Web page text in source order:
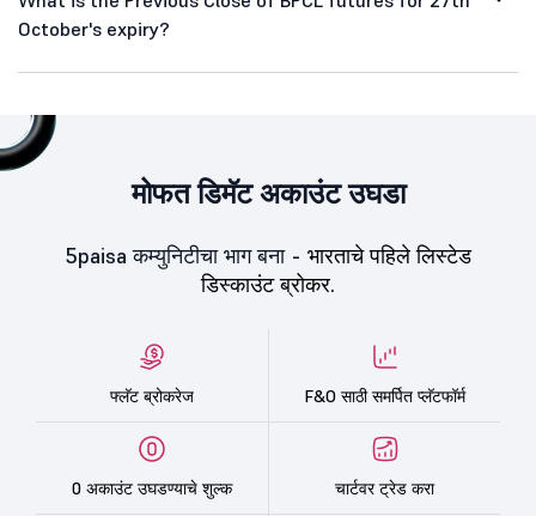
October's expiry?
मोफत डिमॅट अकाउंट उघडा
5paisa कम्युनिटीचा भाग बना - भारताचे पहिले लिस्टेड
डिस्काउंट ब्रोकर.
फ्लॅट ब्रोकरेज F&O साठी समर्पित प्लॅटफॉर्म
0 अकाउंट उघडण्याचे शुल्क चार्टवर ट्रेड करा